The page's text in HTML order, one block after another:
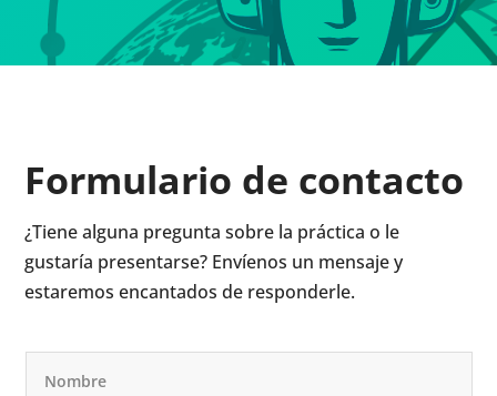
Formulario de contacto
¿Tiene alguna pregunta sobre la práctica o le
gustaría presentarse? Envíenos un mensaje y
estaremos encantados de responderle.